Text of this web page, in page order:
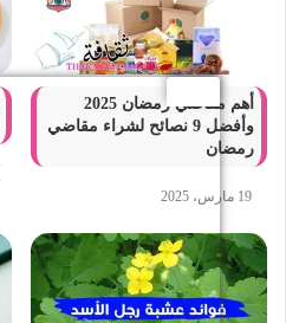
أهم مقاضي رمضان 2025
وأفضل 9 نصائح لشراء مقاضي
رمضان
19 مارس، 2025